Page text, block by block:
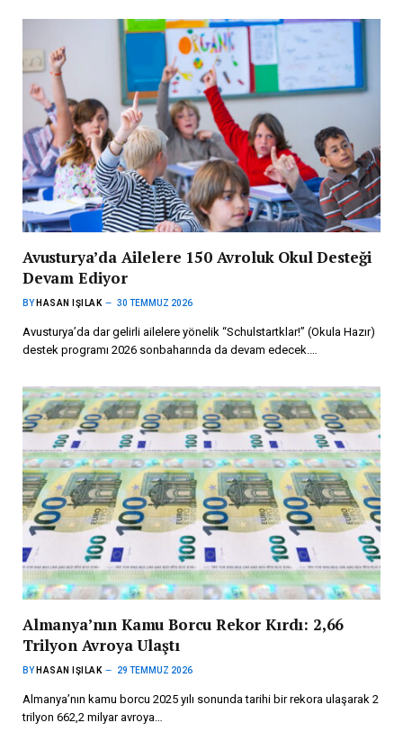
Avusturya’da Ailelere 150 Avroluk Okul Desteği
Devam Ediyor
BY HASAN IŞILAK 30 TEMMUZ 2026
Avusturya’da dar gelirli ailelere yönelik “Schulstartklar!” (Okula Hazır)
destek programı 2026 sonbaharında da devam edecek.…
Almanya’nın Kamu Borcu Rekor Kırdı: 2,66
Trilyon Avroya Ulaştı
BY HASAN IŞILAK 29 TEMMUZ 2026
Almanya’nın kamu borcu 2025 yılı sonunda tarihi bir rekora ulaşarak 2
trilyon 662,2 milyar avroya…